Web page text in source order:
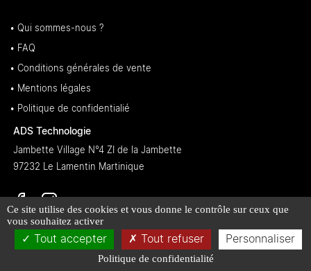
• Qui sommes-nous ?
• FAQ
• Conditions générales de vente
• Mentions légales
• Politique de confidentialié
ADS Technologie
Jambette Village N°4 ZI de la Jambette
97232 Le Lamentin Martinique
Ce site utilise des cookies et vous donne le contrôle sur ceux que
vous souhaitez activer
Tout accepter
Tout refuser
Personnaliser
Politique de confidentialité